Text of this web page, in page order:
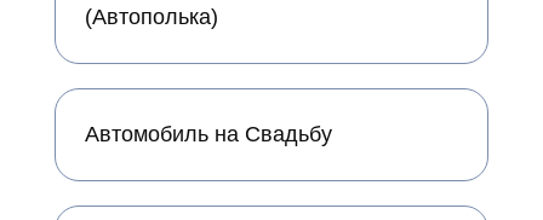
(Автополька)
Автомобиль на Свадьбу